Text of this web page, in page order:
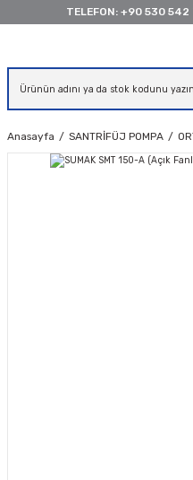
TELEFON: +90 530 542
Anasayfa SANTRİFÜJ POMPA